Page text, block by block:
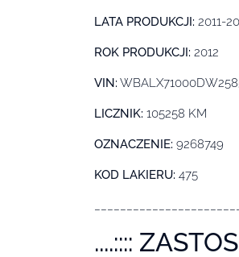
LATA PRODUKCJI: 2011-
ROK PRODUKCJI: 2012
VIN:
LICZNIK: 105258 KM
OZNACZENIE: 9268749
KOD LAKIERU: 475
....::::